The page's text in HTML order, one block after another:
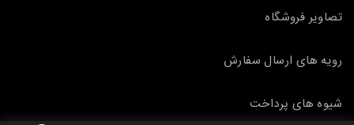
تصاویر فروشگاه
رویه های ارسال سفارش
شیوه های پرداخت